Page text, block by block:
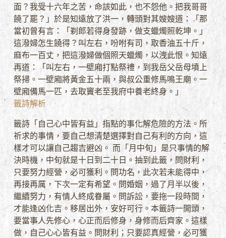
面？我受十六年之苦，命該如此，也不怨他。把我哥哥
饒了罷？」於是知遠放了洪一，轉頭對其嫂嫂道：「那
當初曾有言：「剃郎若得身發跡，做支蠟燭照乾坤。」
這潑婦怎生饒得？叫左右，吩咐有司，取香油五十斤，
麻布一百丈，把這潑婦做個照天蠟燭，以洩此恨。知遠
再道：「叫左右，一壁廂打點祭禮，到我岳父岳母墳上
祭掃。一壁廂將黃金五十兩，與叔公重修馬鳴王廟。一
壁廂備馬一匹，去取竇老至我府中養老終身。」
籤詩解析
籤詩「自己心中皆有益」指點的事化解危險的方法。所
祈求的事情，要自己想清楚選擇對自己有利的方向，這
樣才可以讓自己趨吉避凶。 而「月中旬」是只事情的解
決時機，中旬就是十日到二十日。抽到此籤，問財利，
只要努力經營，必可獲利。問功名，此次若未能得中，
再接再厲，下次一定有希望。問婚姻，過了月半以後，
繼續努力，有情人終成眷屬。問訴訟，要拖一段時間，
才能逢凶化吉。移居出外，安好可行。本籤詩一開頭，
要當事人先修心，心正而后修身，身修而后齊家。這樣
做，自己心心皆有益。問財利；只要認真經營，必可獲